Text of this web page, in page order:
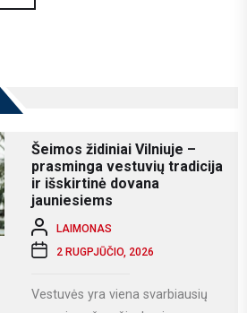
Šeimos židiniai Vilniuje –
prasminga vestuvių tradicija
ir išskirtinė dovana
jauniesiems
LAIMONAS
2 RUGPJŪČIO, 2026
Vestuvės yra viena svarbiausių